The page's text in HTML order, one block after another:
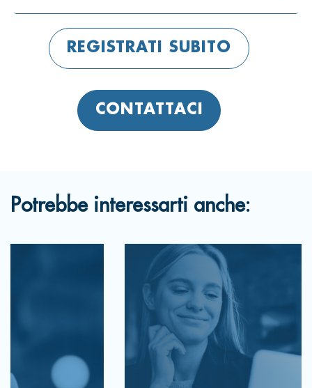
REGISTRATI SUBITO
CONTATTACI
Potrebbe interessarti anche: